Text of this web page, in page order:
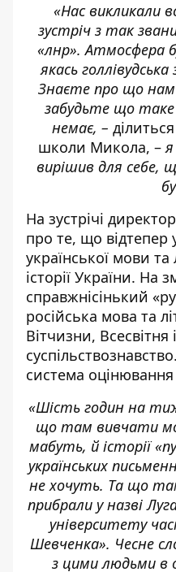
«Нас викликали
зустріч з так
«лнр». Атмосфера
якась
Знаєте про що нам
забудьте що таке
немає, –
школи Микола, –я
вирішив для
На зустрічі
про те, що відтепер
української мови
історії України. На
справжнісінький
російська мова та
Вітчизни, Всесвітня
система
«Шість годин на
що там вивчати
мабуть, й історії
українських
не хочуть. Та що
прибрали у назві
університету
Шевченка». Чесне
з цими людьми в